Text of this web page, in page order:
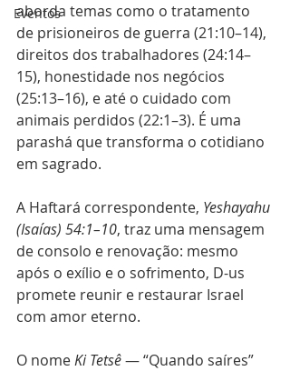
Eventos
aborda temas como o tratamento
de prisioneiros de guerra (21:10–14),
direitos dos trabalhadores (24:14–
15), honestidade nos negócios
(25:13–16), e até o cuidado com
animais perdidos (22:1–3). É uma
parashá que transforma o cotidiano
em sagrado.
A Haftará correspondente, Yeshayahu
(Isaías) 54:1–10, traz uma mensagem
de consolo e renovação: mesmo
após o exílio e o sofrimento, D-us
promete reunir e restaurar Israel
com amor eterno.
O nome Ki Tetsê — “Quando saíres”